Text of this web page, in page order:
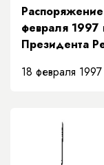
февраля
Президента
18 февраля 1997